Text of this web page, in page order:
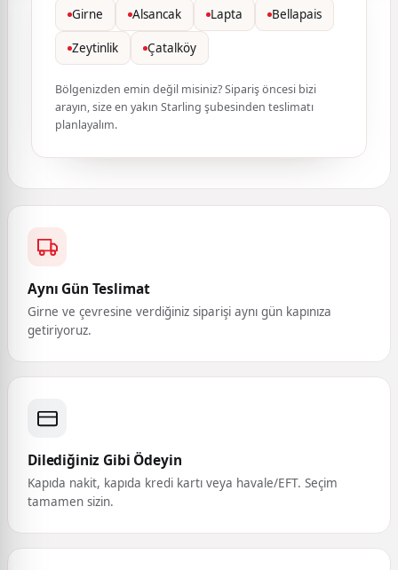
Girne Alsancak Lapta Bellapais
Zeytinlik Çatalköy
Bölgenizden emin değil misiniz? Sipariş öncesi bizi
arayın, size en yakın Starling şubesinden teslimatı
planlayalım.
Aynı Gün Teslimat
Girne ve çevresine verdiğiniz siparişi aynı gün kapınıza
getiriyoruz.
Dilediğiniz Gibi Ödeyin
Kapıda nakit, kapıda kredi kartı veya havale/EFT. Seçim
tamamen sizin.